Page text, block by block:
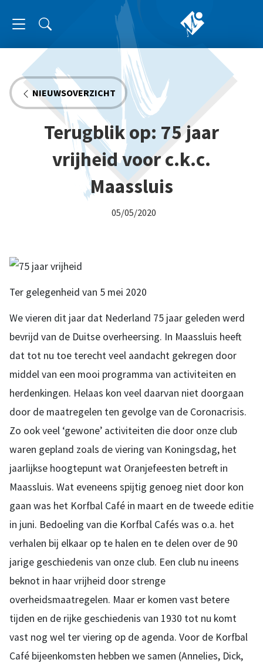
NIEUWSOVERZICHT
Terugblik op: 75 jaar
vrijheid voor c.k.c.
Maassluis
05/05/2020
Ter gelegenheid van 5 mei 2020
We vieren dit jaar dat Nederland 75 jaar geleden werd
bevrijd van de Duitse overheersing. In Maassluis heeft
dat tot nu toe terecht veel aandacht gekregen door
middel van een mooi programma van activiteiten en
herdenkingen. Helaas kon veel daarvan niet doorgaan
door de maatregelen ten gevolge van de Coronacrisis.
Zo ook veel ‘gewone’ activiteiten die door onze club
waren gepland zoals de viering van Koningsdag, het
jaarlijkse hoogtepunt wat Oranjefeesten betreft in
Maassluis. Wat eveneens spijtig genoeg niet door kon
gaan was het Korfbal Café in maart en de tweede editie
in juni. Bedoeling van die Korfbal Cafés was o.a. het
verhalen bij elkaar op te halen en te delen over de 90
jarige geschiedenis van onze club. Een club nu ineens
beknot in haar vrijheid door strenge
overheidsmaatregelen. Maar er komen vast betere
tijden en de rijke geschiedenis van 1930 tot nu komt
vast nog wel ter viering op de agenda. Voor de Korfbal
Café bijeenkomsten hebben we samen (Annelies, Dick,